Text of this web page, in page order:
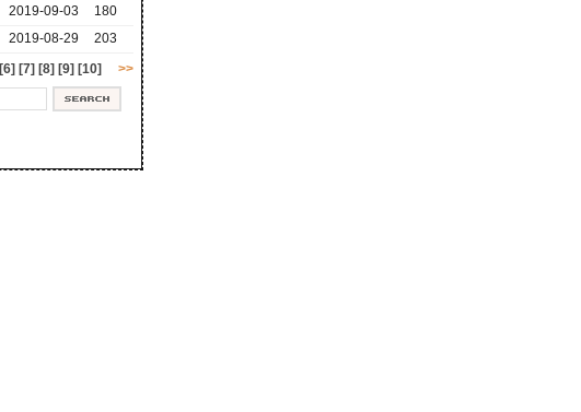
2019-09-03
180
2019-08-29
203
[6] [7] [8] [9] [10] >>